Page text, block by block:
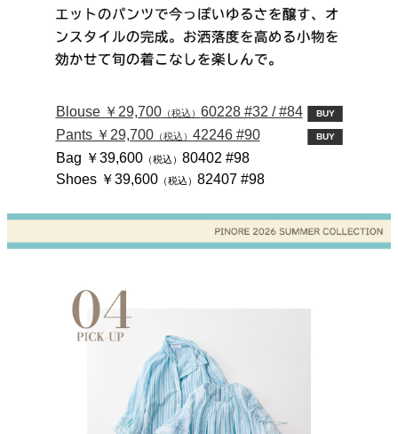
Blouse ￥29,700（税込） 60228 #32 / #84 BUY
Pants ￥29,700（税込） 42246 #90 BUY
Bag ￥39,600（税込） 80402 #98
Shoes ￥39,600（税込） 82407 #98